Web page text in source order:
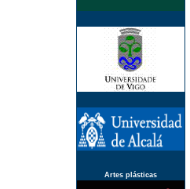
Artes plásticas